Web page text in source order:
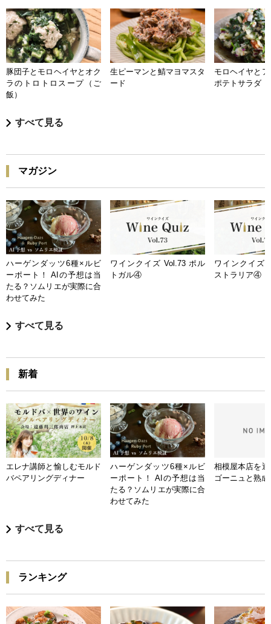
豚団子とモロヘイヤとオク
ラのトロトロスープ（ご
飯）
生ピーマンと鯖マヨマスタ
ード
モロヘイヤと
ポテトサラダ
すべて見る
マガジン
ハーゲンダッツ6種×ルビ
ーポート！ AIの予想は当
たる？ソムリエが実際に合
わせてみた
ワインクイズ Vol.73 ポル
トガル④
ワインクイズ
ストラリア④
すべて見る
新着
エレナ講師と愉しむモルド
バペアリングディナー
ハーゲンダッツ6種×ルビ
ーポート！ AIの予想は当
たる？ソムリエが実際に合
わせてみた
相模屋本店を
ゴーニュと熟
すべて見る
ランキング